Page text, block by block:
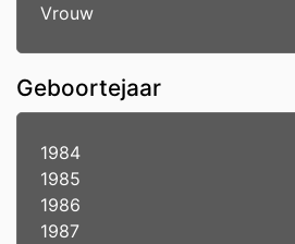
Vrouw
Geboortejaar
1984
1985
1986
1987